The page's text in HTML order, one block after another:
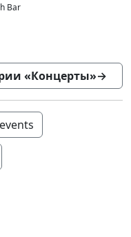
Bar
«Концерты»→